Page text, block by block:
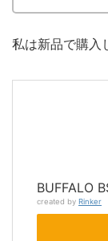
私は新品で購入
BUFFALO
created by Rinker